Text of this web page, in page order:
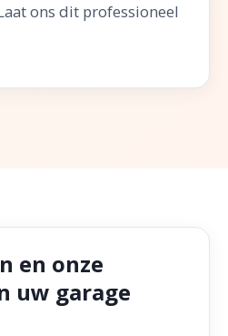
ons dit professioneel
en onze
uw garage